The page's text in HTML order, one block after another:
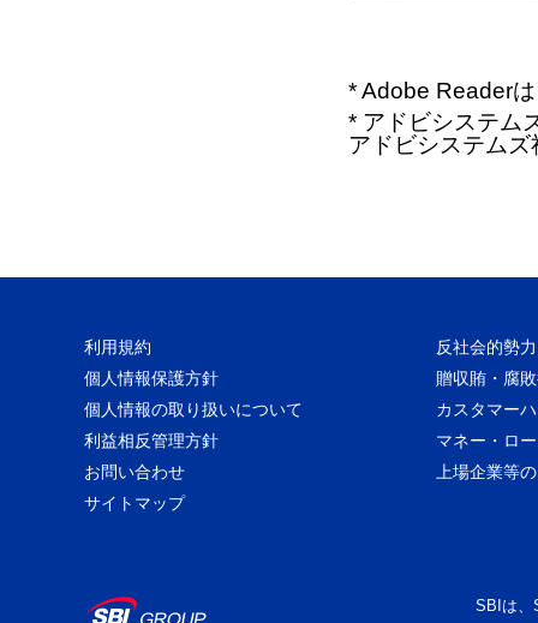
* Adobe Reader
* アドビシステム
アドビシステム
利用規約
反社会的勢
個人情報保護方針
贈収賄・腐
個人情報の取り扱いについて
カスタマー
利益相反管理方針
マネー・ロ
お問い合わせ
上場企業等
サイトマップ
SBIは、